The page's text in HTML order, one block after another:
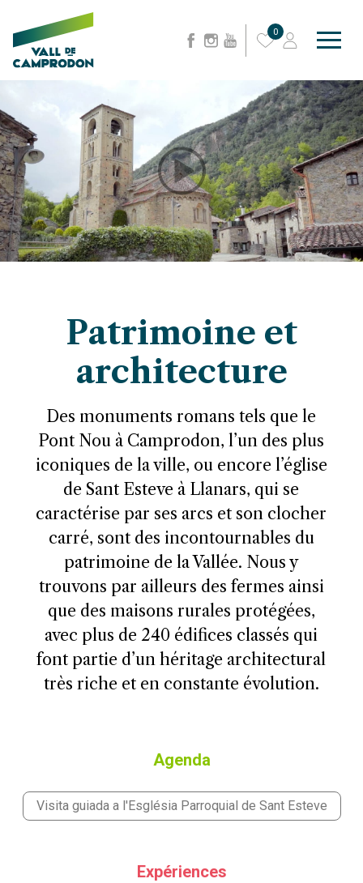
0
Patrimoine et
architecture
Des monuments romans tels que le
Pont Nou à Camprodon, l’un des plus
iconiques de la ville, ou encore l’église
de Sant Esteve à Llanars, qui se
caractérise par ses arcs et son clocher
carré, sont des incontournables du
patrimoine de la Vallée. Nous y
trouvons par ailleurs des fermes ainsi
que des maisons rurales protégées,
avec plus de 240 édifices classés qui
font partie d’un héritage architectural
très riche et en constante évolution.
Agenda
Visita guiada a l'Església Parroquial de Sant Esteve
Expériences